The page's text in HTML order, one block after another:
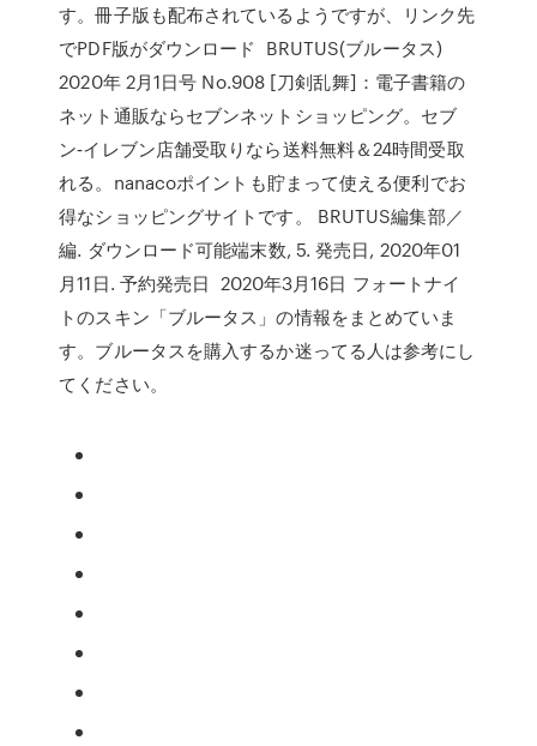
す。冊子版も配布されているようですが、リンク先
でPDF版がダウンロード BRUTUS(ブルータス)
2020年 2月1日号 No.908 [刀剣乱舞]：電子書籍の
ネット通販ならセブンネットショッピング。セブ
ン‐イレブン店舗受取りなら送料無料＆24時間受取
れる。nanacoポイントも貯まって使える便利でお
得なショッピングサイトです。 BRUTUS編集部／
編. ダウンロード可能端末数, 5. 発売日, 2020年01
月11日. 予約発売日 2020年3月16日 フォートナイ
トのスキン「ブルータス」の情報をまとめていま
す。ブルータスを購入するか迷ってる人は参考にし
てください。